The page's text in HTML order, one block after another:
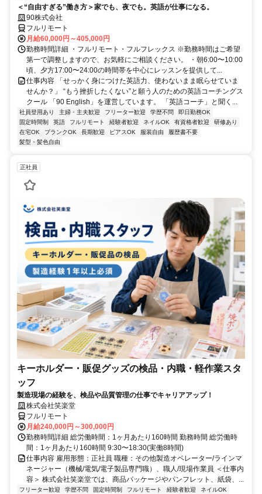
＜“自由すぎる”働き方＞家でも、夜でも。英語が仕事になる。
90株式会社
フルリモート
月給60,000円～405,000円
勤務時間詳細 ・フルリモート・フルフレックス ※勤務時間はご希望
第一で調整しますので、お気軽にご相談ください。 ・朝6:00〜10:00
頃、夕方17:00〜24:00の時間帯を中心にレッスンを提供して...
仕事内容 「せっかく身につけた英語力、使わないまま眠らせていま
せんか？」 “もう挫折したくない”と願う人のための英語コーチングス
クール 「90 English」を運営しています。 「英語コーチ」と聞く...
社員登用あり 主婦・主夫歓迎 フリーター歓迎 学歴不問
即日勤務OK
固定時間制
英語 フルリモート 経験者歓迎 ネイルOK 有資格者歓迎
研修あり
在宅OK
ブランクOK 長期歓迎 ピアスOK 服装自由
履歴書不要
髪型・髪色自由
正社員
キーホルダー・販促グッズの検品・内職・軽作業スタ
ッフ
製造現場の経験を、検品や品質管理の仕事でキャリアアップ！
株式会社笑楽堂
フルリモート
月給240,000円～300,000円
勤務時間詳細 総労働時間：1ヶ月あたり160時間 勤務時間 総労働時
間：1ヶ月あたり160時間 9:30〜18:30(実働8時間)
仕事内容 雇用形態：正社員 職種：その他製造オペレーター/ラインマ
ネージャー（機械/電気/電子製品専門職）、職人/現場作業員 ＜仕事内
容＞ 株式会社笑楽堂では、商品パッケージやパンフレット、紙袋、...
フリーター歓迎 学歴不問 固定時間制 フルリモート 経験者歓迎
ネイルOK